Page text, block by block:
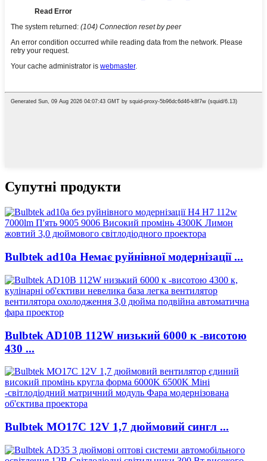
Супутні продукти
Bulbtek ad10a Немає руйнівної модернізації ...
Bulbtek AD10B 112W низький 6000 к -висотою
430 ...
Bulbtek MO17C 12V 1,7 дюймовий сингл ...